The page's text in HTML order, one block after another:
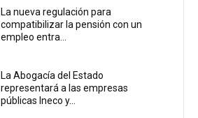
La nueva regulación para
compatibilizar la pensión con un
empleo entra...
La Abogacía del Estado
representará a las empresas
públicas Ineco y...